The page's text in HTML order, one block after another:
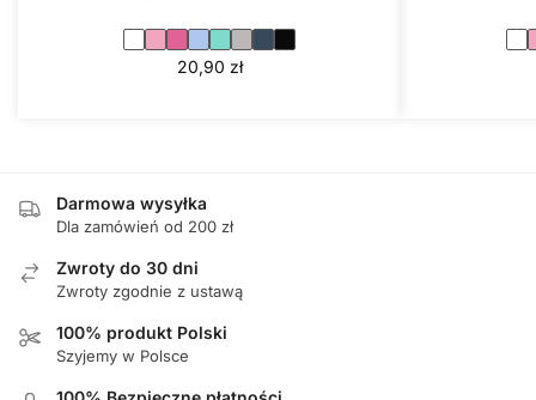
20,90 zł
Darmowa wysyłka
Dla zamówień od 200 zł
Zwroty do 30 dni
Zwroty zgodnie z ustawą
100% produkt Polski
Szyjemy w Polsce